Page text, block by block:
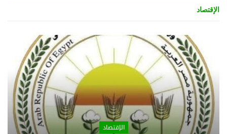
الإقتصاد
الإقتصاد